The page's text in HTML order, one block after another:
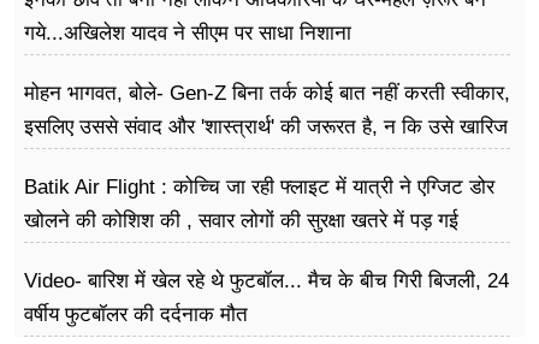
गये...अखिलेश यादव ने सीएम पर साधा​ निशाना
मोहन भागवत, बोले- Gen-Z बिना तर्क कोई बात नहीं करती स्वीकार,
इसलिए उससे संवाद और 'शास्त्रार्थ' की जरूरत है, न कि उसे खारिज
Batik Air Flight : कोच्चि जा रही फ्लाइट में यात्री ने एग्जिट डोर
खोलने की कोशिश की , सवार लोगों की सुरक्षा खतरे में पड़ गई
Video- बारिश में खेल रहे थे फुटबॉल... मैच के बीच गिरी बिजली, 24
वर्षीय फुटबॉलर की दर्दनाक मौत